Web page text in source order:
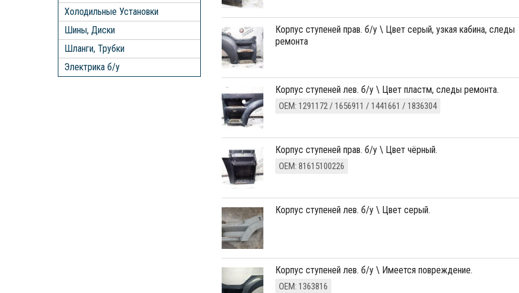
Холодильные Установки
Шины, Диски
Шланги, Трубки
Электрика б/у
корпус ступеней прав. б/у \ Цвет серый, узкая кабина, следы
ремонта
корпус ступеней лев. б/у \ Цвет пластм, следы ремонта.
ОЕМ: 1291172 / 1656911 / 1441661 / 1836304
корпус ступеней прав. б/у \ Цвет чёрный.
ОЕМ: 81615100226
корпус ступеней лев. б/у \ Цвет серый.
корпус ступеней лев. б/у \ Имеется повреждение.
ОЕМ: 1363816